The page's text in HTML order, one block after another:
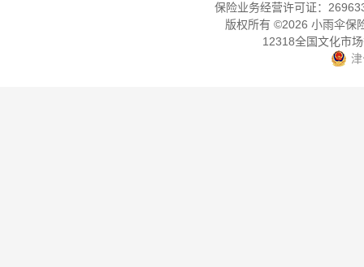
保险业务经营许可证：
版权所有 ©2026 小雨伞保
12318全国文化市